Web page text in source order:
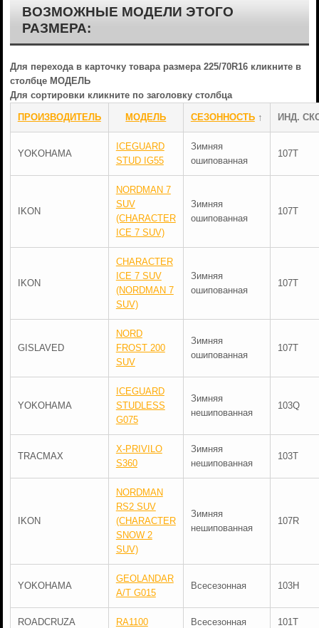
ВОЗМОЖНЫЕ МОДЕЛИ ЭТОГО
РАЗМЕРА:
Для перехода в карточку товара размера 225/70R16 кликните в
столбце МОДЕЛЬ
Для сортировки кликните по заголовку столбца
ПРОИЗВОДИТЕЛЬ МОДЕЛЬ СЕЗОННОСТЬ↑ ИНД.
YOKOHAMA
ICEGUARD
STUD IG55
Зимняя
ошипованная
107T
IKON
NORDMAN 7
SUV
(CHARACTER
ICE 7 SUV)
Зимняя
ошипованная
107T
IKON
CHARACTER
ICE 7 SUV
(NORDMAN 7
SUV)
Зимняя
ошипованная
107T
GISLAVED
NORD
FROST 200
SUV
Зимняя
ошипованная
107T
YOKOHAMA
ICEGUARD
STUDLESS
G075
Зимняя
нешипованная
103Q
TRACMAX
X-PRIVILO
S360
Зимняя
нешипованная
103T
IKON
NORDMAN
RS2 SUV
(CHARACTER
SNOW 2
SUV)
Зимняя
нешипованная
107R
YOKOHAMA
GEOLANDAR
A/T G015
Всесезонная 103H
ROADCRUZA RA1100 Всесезонная 101T